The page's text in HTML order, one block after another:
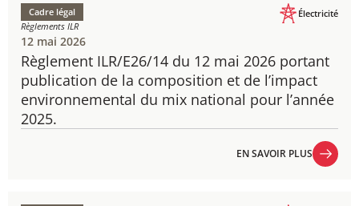
Règlement ILR/E26/14 du 12 mai 2026 portant
publication de la composition et de l’impact
environnemental du mix national pour l’année
2025.
Cadre légal
Règlements ILR
Électricité
12 mai 2026
EN SAVOIR PLUS